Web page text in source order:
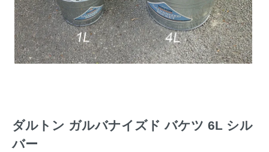
ダルトン ガルバナイズド バケツ 6L シル
バー